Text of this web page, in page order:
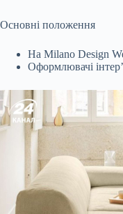
Основні положення
На Milano Design
Оформлювачі